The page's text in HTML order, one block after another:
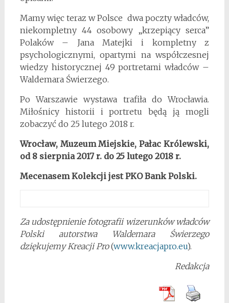
Mamy więc teraz w Polsce dwa poczty władców,
niekompletny 44 osobowy „krzepiący serca”
Polaków – Jana Matejki i kompletny z
psychologicznymi, opartymi na współczesnej
wiedzy historycznej 49 portretami władców –
Waldemara Świerzego.
Po Warszawie wystawa trafiła do Wrocławia.
Miłośnicy historii i portretu będą ją mogli
zobaczyć do 25 lutego 2018 r.
Wrocław, Muzeum Miejskie, Pałac Królewski,
od 8 sierpnia 2017 r. do 25 lutego 2018 r.
Mecenasem Kolekcji jest PKO Bank Polski.
Za udostępnienie fotografii wizerunków władców
Polski autorstwa Waldemara Świerzego
dziękujemy Kreacji Pro(www.kreacjapro.eu).
Redakcja